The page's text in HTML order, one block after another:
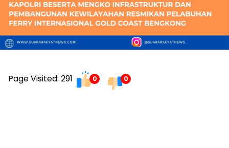
Page Visited: 291 0 0